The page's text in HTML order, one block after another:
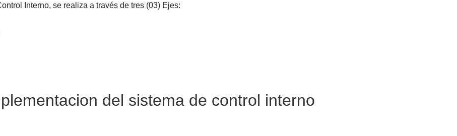
Interno, se realiza a través de tres (03) Ejes:
del sistema de control interno